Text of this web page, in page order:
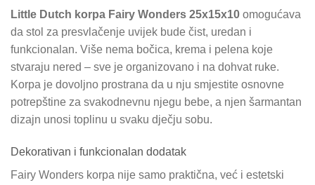
Little Dutch korpa Fairy Wonders 25x15x10 omogućava
da stol za presvlačenje uvijek bude čist, uredan i
funkcionalan. Više nema bočica, krema i pelena koje
stvaraju nered – sve je organizovano i na dohvat ruke.
Korpa je dovoljno prostrana da u nju smjestite osnovne
potrepštine za svakodnevnu njegu bebe, a njen šarmantan
dizajn unosi toplinu u svaku dječju sobu.
Dekorativan i funkcionalan dodatak
Fairy Wonders korpa nije samo praktična, već i estetski